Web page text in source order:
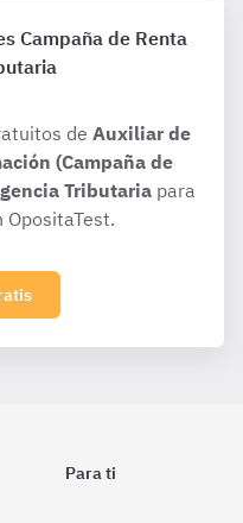
Campaña de Renta
de Auxiliar de
(Campaña de
Tributaria para
OpositaTest.
Para ti